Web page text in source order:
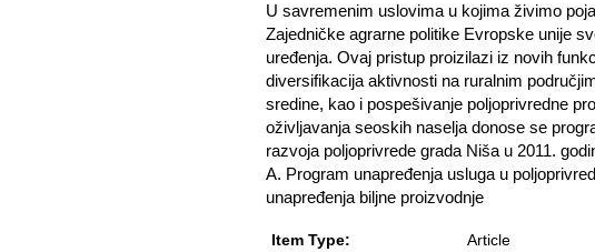
U savremenim uslovima u kojima živimo
Zajedničke agrarne politike Evropske unije
uređenja. Ovaj pristup proizilazi iz novih
diversifikacija aktivnosti na ruralnim
sredine, kao i pospešivanje poljoprivredne
oživljavanja seoskih naselja donose se
razvoja poljoprivrede grada Niša u 2011.
A. Program unapređenja usluga u
unapređenja biljne proizvodnje
Item Type: Article